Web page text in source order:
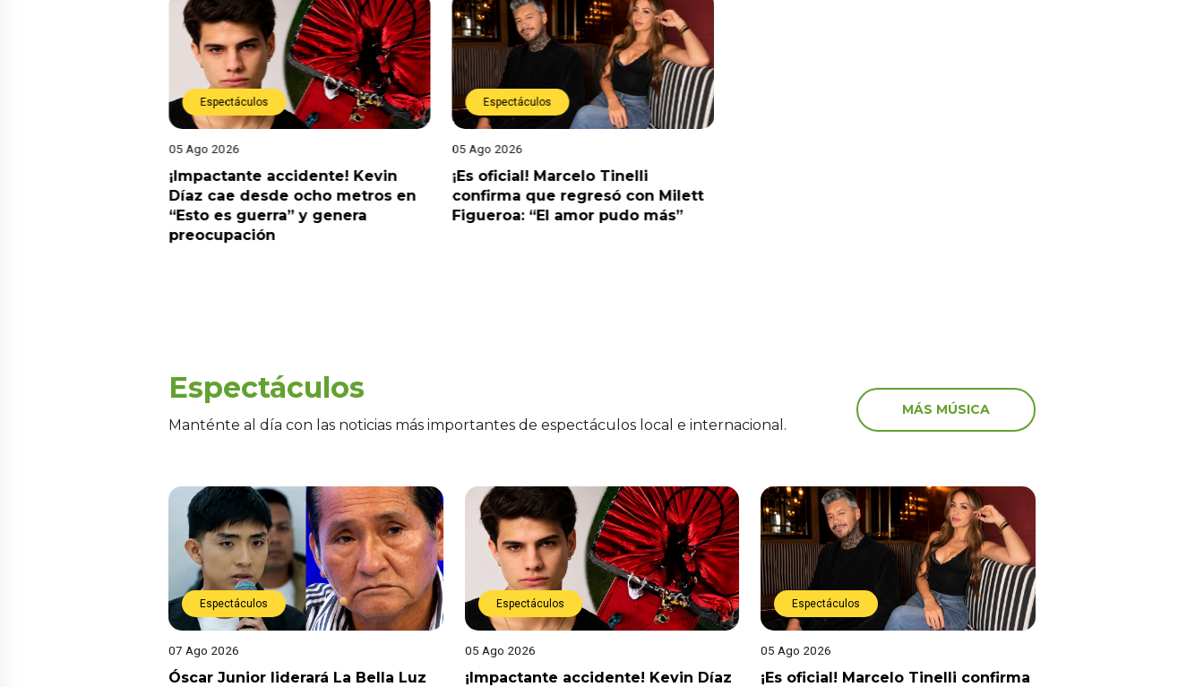
Espectáculos
05 Ago 2026
¡Impactante accidente! Kevin
Díaz cae desde ocho metros en
“Esto es guerra” y genera
preocupación
Espectáculos
05 Ago 2026
¡Es oficial! Marcelo Tinelli
confirma que regresó con Milett
Figueroa: “El amor pudo más”
Espectáculos
Manténte al día con las noticias más importantes de espectáculos local e internacional.
MÁS MÚSICA
Espectáculos
07 Ago 2026
Óscar Junior liderará La Bella Luz
Espectáculos
05 Ago 2026
¡Impactante accidente! Kevin Díaz
Espectáculos
05 Ago 2026
¡Es oficial! Marcelo Tinelli confirma